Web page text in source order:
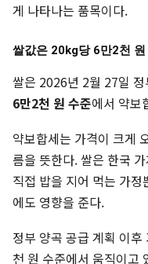
게 나타나는 품목이다.
쌀값은 20kg당 6만2천 원
쌀은 2026년 2월 27일
6만2천 원 수준에서 약보
약보합세는 가격이 크게
름을 뜻한다. 쌀은 한국
직접 밥을 지어 먹는 가
에도 영향을 준다.
정부 양곡 공급 계획 이
천 원 수준에서 움직이고